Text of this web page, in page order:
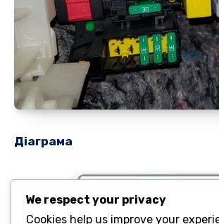
Діаграма
We respect your privacy
Cookies help us improve your